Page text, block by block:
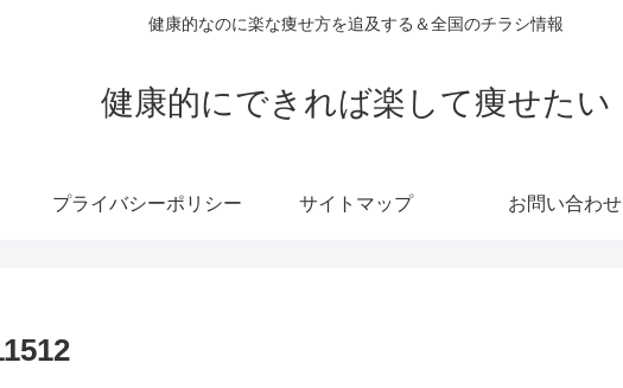
健康的なのに楽な痩せ方を追及する＆全国のチラシ情報
健康的にできれば楽して痩せたい
プライバシーポリシー サイトマップ お問い合わせ